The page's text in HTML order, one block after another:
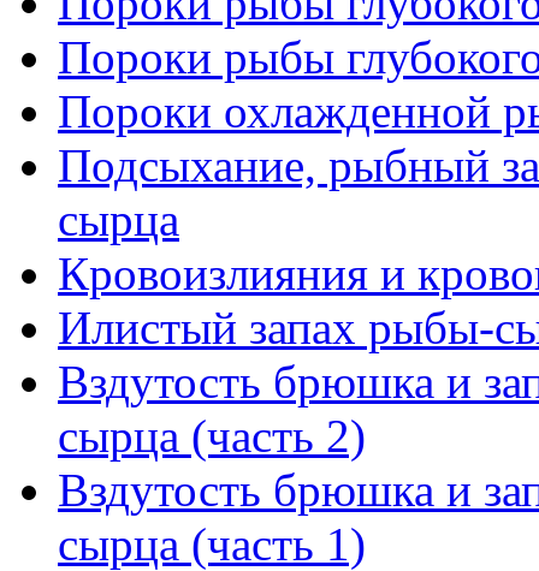
Пороки рыбы
Пороки охлажденной
Подсыхание, рыбный
сырца
Кровоизлияния и
Илистый запах рыбы-
Вздутость брюшка и
сырца (часть 2)
Вздутость брюшка и
сырца (часть 1)